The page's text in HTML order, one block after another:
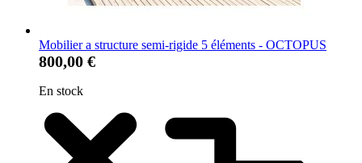
Mobilier a structure semi-rigide 5 éléments - OCTOPUS
800,00 €
En stock